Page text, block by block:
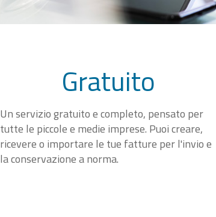
Gratuito
Un servizio gratuito e completo, pensato per
tutte le piccole e medie imprese. Puoi creare,
ricevere o importare le tue fatture per l'invio e
la conservazione a norma.